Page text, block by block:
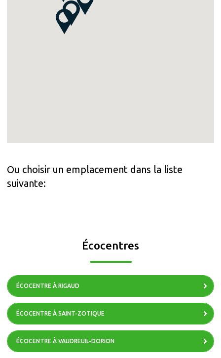
Ou choisir un emplacement dans la liste
suivante:
Écocentres
ÉCOCENTRE À RIGAUD
ÉCOCENTRE À SAINT-ZOTIQUE
ÉCOCENTRE À VAUDREUIL-DORION